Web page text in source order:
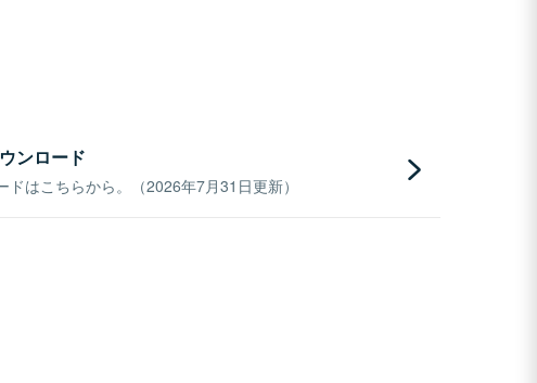
ンロード
はこちらから。（2026年7月31日更新）